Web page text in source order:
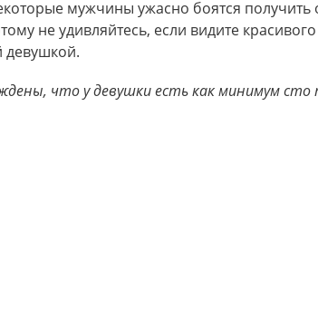
мужчины ужасно боятся получить
не удивляйтесь, если видите
девушкой.
что у девушки есть как минимум сто